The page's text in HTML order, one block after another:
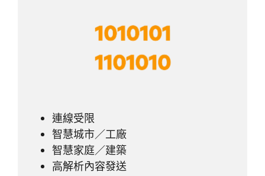
連線受限
智慧城市／工廠
智慧家庭／建築
高解析內容發送